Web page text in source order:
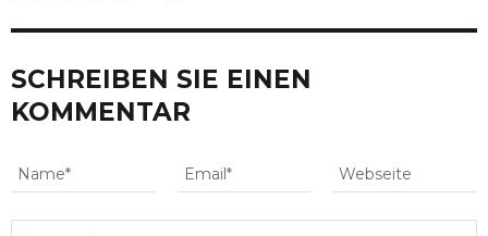
SCHREIBEN SIE EINEN
KOMMENTAR